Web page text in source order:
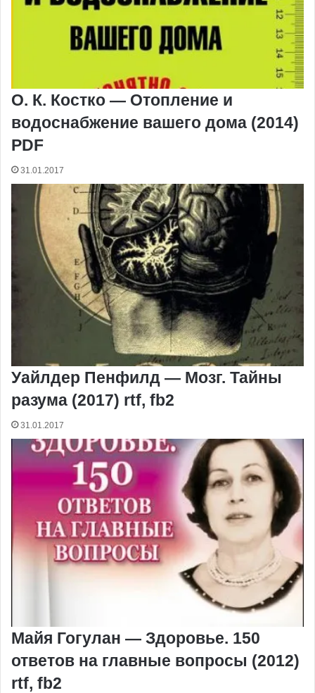
О. К. Костко — Отопление и
водоснабжение вашего дома (2014)
PDF
31.01.2017
Уайлдер Пенфилд — Мозг. Тайны
разума (2017) rtf, fb2
31.01.2017
Майя Гогулан — Здоровье. 150
ответов на главные вопросы (2012)
rtf, fb2